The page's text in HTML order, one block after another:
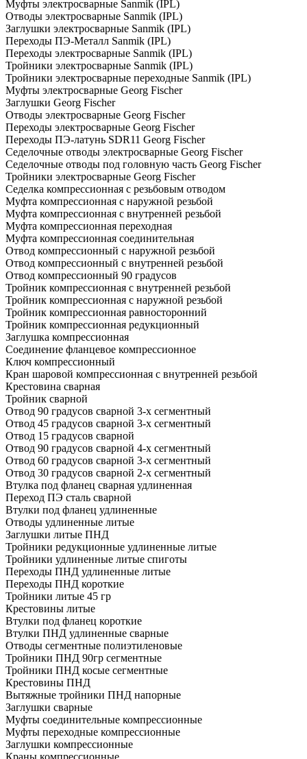
Муфты электросварные Sanmik (IPL)
Отводы электросварные Sanmik (IPL)
Заглушки электросварные Sanmik (IPL)
Переходы ПЭ-Металл Sanmik (IPL)
Переходы электросварные Sanmik (IPL)
Тройники электросварные Sanmik (IPL)
Тройники электросварные переходные Sanmik (IPL)
Муфты электросварные Georg Fischer
Заглушки Georg Fischer
Отводы электросварные Georg Fischer
Переходы электросварные Georg Fischer
Переходы ПЭ-латунь SDR11 Georg Fischer
Седелочные отводы электросварные Georg Fischer
Седелочные отводы под головную часть Georg Fischer
Тройники электросварные Georg Fischer
Седелка компрессионная с резьбовым отводом
Муфта компрессионная с наружной резьбой
Муфта компрессионная с внутренней резьбой
Муфта компрессионная переходная
Муфта компрессионная соединительная
Отвод компрессионный с наружной резьбой
Отвод компрессионный с внутренней резьбой
Отвод компрессионный 90 градусов
Тройник компрессионная с внутренней резьбой
Тройник компрессионная с наружной резьбой
Тройник компрессионная равносторонний
Тройник компрессионная редукционный
Заглушка компрессионная
Соединение фланцевое компрессионное
Ключ компрессионный
Кран шаровой компрессионная с внутренней резьбой
Крестовина сварная
Тройник сварной
Отвод 90 градусов сварной 3-х сегментный
Отвод 45 градусов сварной 3-х сегментный
Отвод 15 градусов сварной
Отвод 90 градусов сварной 4-х сегментный
Отвод 60 градусов сварной 3-х сегментный
Отвод 30 градусов сварной 2-х сегментный
Втулка под фланец сварная удлиненная
Переход ПЭ сталь сварной
Втулки под фланец удлиненные
Отводы удлиненные литые
Заглушки литые ПНД
Тройники редукционные удлиненные литые
Тройники удлиненные литые спиготы
Переходы ПНД удлиненные литые
Переходы ПНД короткие
Тройники литые 45 гр
Крестовины литые
Втулки под фланец короткие
Втулки ПНД удлиненные сварные
Отводы сегментные полиэтиленовые
Тройники ПНД 90гр сегментные
Тройники ПНД косые сегментные
Крестовины ПНД
Вытяжные тройники ПНД напорные
Заглушки сварные
Муфты соединительные компрессионные
Муфты переходные компрессионные
Заглушки компрессионные
Краны компрессионные